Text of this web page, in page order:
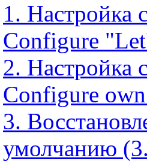
1. Настройка
Configure
2. Настройка
Configure
3.
умолчанию